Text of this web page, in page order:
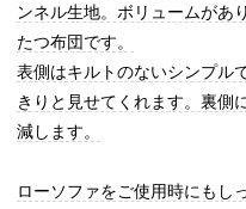
ンネル生地。ボリュームがあ
たつ布団です。
表側はキルトのないシンプル
きりと見せてくれます。裏側
減します。
ローソファをご使用時にもし